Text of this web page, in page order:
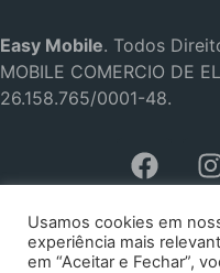
Easy Mobile. Todos
MOBILE COMERCIO DE
26.158.765/0001-48.
Usamos cookies em
experiência mais
em “Aceitar e Fechar”,